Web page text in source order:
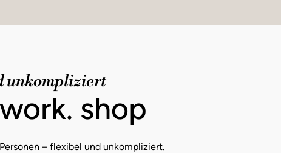
unkompliziert
shop
– flexibel und unkompliziert.